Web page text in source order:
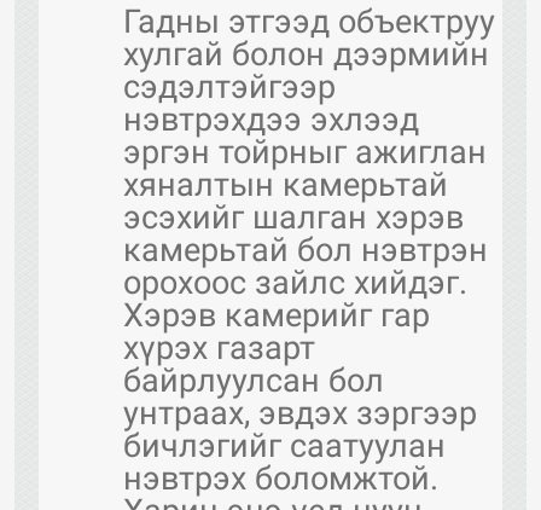
Гадны этгээд объектруу
хулгай болон дээрмийн
сэдэлтэйгээр
нэвтрэхдээ эхлээд
эргэн тойрныг ажиглан
хяналтын камерьтай
эсэхийг шалган хэрэв
камерьтай бол нэвтрэн
орохоос зайлс хийдэг.
Хэрэв камерийг гар
хүрэх газарт
байрлуулсан бол
унтраах, эвдэх зэргээр
бичлэгийг саатуулан
нэвтрэх боломжтой.